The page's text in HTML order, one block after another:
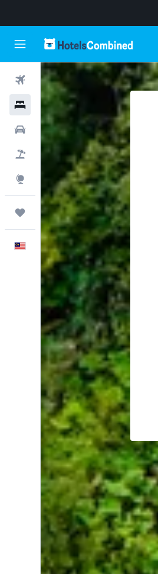
Penerbangan
Hotel
Sewaan Kereta
Pakej
Eksplorasi
Perjalanan
Melayu